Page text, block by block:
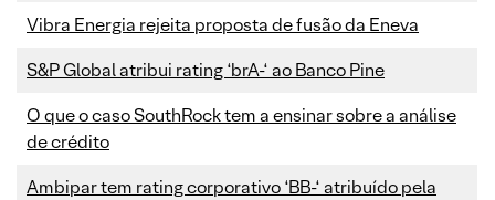
Vibra Energia rejeita proposta de fusão da Eneva
S&P Global atribui rating ‘brA-‘ ao Banco Pine
O que o caso SouthRock tem a ensinar sobre a análise
de crédito
Ambipar tem rating corporativo ‘BB-‘ atribuído pela